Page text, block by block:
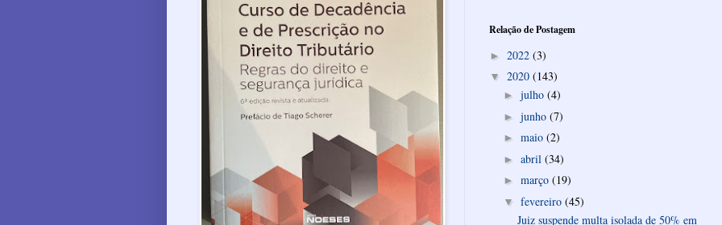
Relação de Postagem
► 2022 (3)
▼ 2020 (143)
► julho (4)
► junho (7)
► maio (2)
► abril (34)
► março (19)
▼ fevereiro (45)
Juiz suspende multa isolada de 50% em